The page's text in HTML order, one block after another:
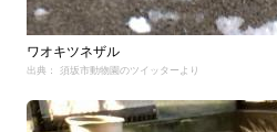
ワオキツネザル
出典： 須坂市動物園のツイッターより